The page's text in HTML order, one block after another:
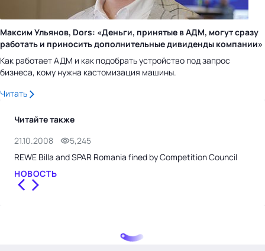
Максим Ульянов, Dors: «Деньги, принятые в АДМ, могут сразу
работать и приносить дополнительные дивиденды компании»
Как работает АДМ и как подобрать устройство под запрос
бизнеса, кому нужна кастомизация машины.
Читать
Читайте также
21.10.2008
5,245
REWE Billa and SPAR Romania fined by Competition Council
НОВОСТЬ